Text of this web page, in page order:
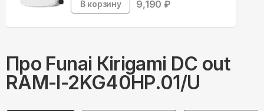
В корзину 9,190 ₽
Про Funai Кirigami DC out
RAM-I-2KG40HP.01/U